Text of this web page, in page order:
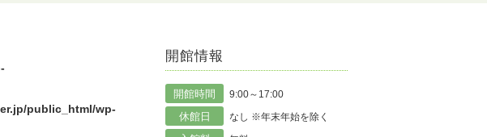
public_html/wp-
開館情報
開館時間 9:00～17:00
休館日 なし ※年末年始を除く